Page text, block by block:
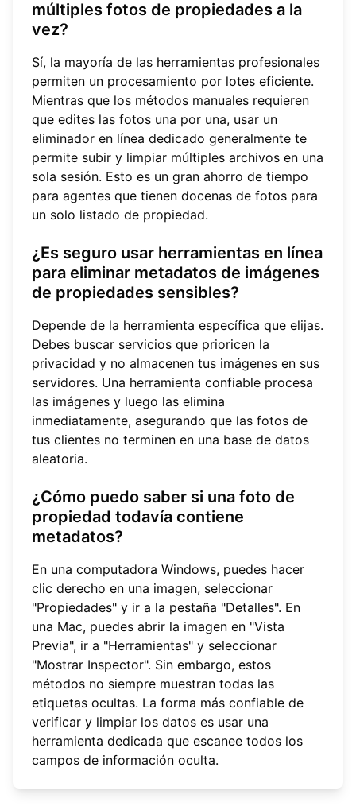
múltiples fotos de propiedades a la
vez?
Sí, la mayoría de las herramientas profesionales
permiten un procesamiento por lotes eficiente.
Mientras que los métodos manuales requieren
que edites las fotos una por una, usar un
eliminador en línea dedicado generalmente te
permite subir y limpiar múltiples archivos en una
sola sesión. Esto es un gran ahorro de tiempo
para agentes que tienen docenas de fotos para
un solo listado de propiedad.
¿Es seguro usar herramientas en línea
para eliminar metadatos de imágenes
de propiedades sensibles?
Depende de la herramienta específica que elijas.
Debes buscar servicios que prioricen la
privacidad y no almacenen tus imágenes en sus
servidores. Una herramienta confiable procesa
las imágenes y luego las elimina
inmediatamente, asegurando que las fotos de
tus clientes no terminen en una base de datos
aleatoria.
¿Cómo puedo saber si una foto de
propiedad todavía contiene
metadatos?
En una computadora Windows, puedes hacer
clic derecho en una imagen, seleccionar
"Propiedades" y ir a la pestaña "Detalles". En
una Mac, puedes abrir la imagen en "Vista
Previa", ir a "Herramientas" y seleccionar
"Mostrar Inspector". Sin embargo, estos
métodos no siempre muestran todas las
etiquetas ocultas. La forma más confiable de
verificar y limpiar los datos es usar una
herramienta dedicada que escanee todos los
campos de información oculta.